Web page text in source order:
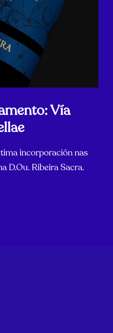
Vía
incorporación nas
D.Ou. Ribeira Sacra.